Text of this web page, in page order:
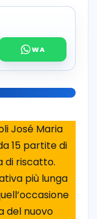
José Maria
15 partite di
di riscatto.
più lunga
del nuovo